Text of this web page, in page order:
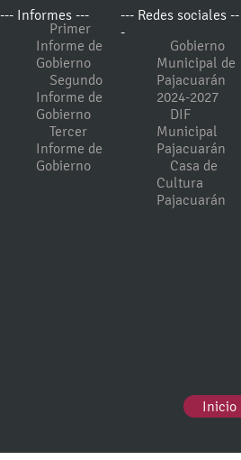
--- Informes ---
Primer
Informe de
Gobierno
Segundo
Informe de
Gobierno
Tercer
Informe de
Gobierno
--- Redes sociales --
-
Gobierno
Municipal de
Pajacuarán
2024-2027
DIF
Municipal
Pajacuarán
Casa de
Cultura
Pajacuarán
Inicio